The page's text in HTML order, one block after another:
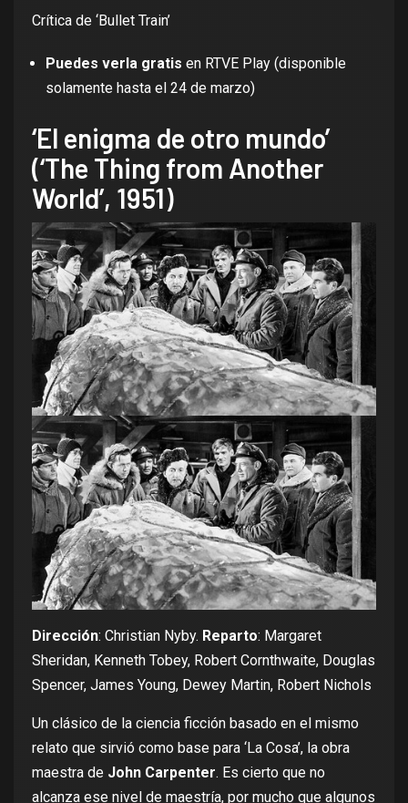
Crítica de ‘Bullet Train’
Puedes verla gratis en RTVE Play (disponible
solamente hasta el 24 de marzo)
‘El enigma de otro mundo’
(‘The Thing from Another
World’, 1951)
Dirección: Christian Nyby. Reparto: Margaret
Sheridan, Kenneth Tobey, Robert Cornthwaite, Douglas
Spencer, James Young, Dewey Martin, Robert Nichols
Un clásico de la ciencia ficción basado en el mismo
relato que sirvió como base para ‘La Cosa’, la obra
maestra de John Carpenter. Es cierto que no
alcanza ese nivel de maestría, por mucho que algunos